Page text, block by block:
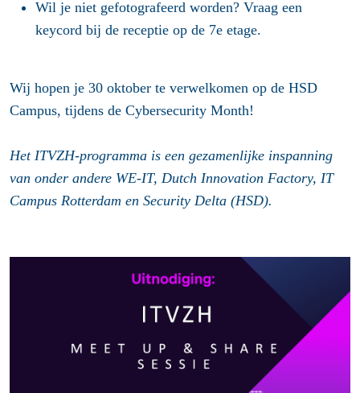
Wil je niet gefotografeerd worden? Vraag een
keycord bij de receptie op de 7e etage.
Wij hopen je 30 oktober te verwelkomen op de HSD
Campus, tijdens de Cybersecurity Month!
Het ITVZH-programma is een gezamenlijke inspanning
van onder andere WE-IT, Dutch Innovation Factory, IT
Campus Rotterdam en Security Delta (HSD).